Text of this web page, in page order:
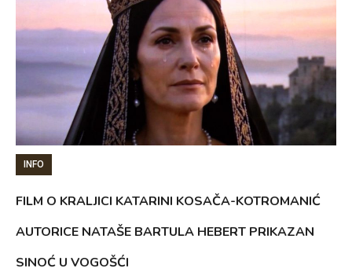
INFO
FILM O KRALJICI KATARINI KOSAČA-KOTROMANIĆ
AUTORICE NATAŠE BARTULA HEBERT PRIKAZAN
SINOĆ U VOGOŠĆI